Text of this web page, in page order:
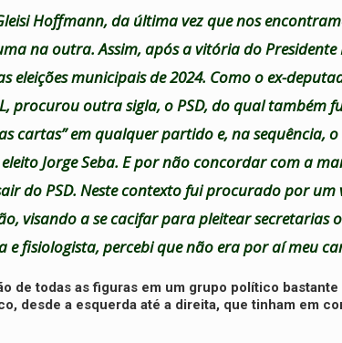
Hoffmann, da última vez que nos
na outra. Assim, após a vitória do
eleições municipais de 2024. Como o ex-
procurou outra sigla, o PSD, do qual também
cartas” em qualquer partido e, na sequência,
Jorge Seba. E por não concordar com a
do PSD. Neste contexto fui procurado por
visando a se cacifar para pleitear secretarias
fisiologista, percebi que não era por aí meu
de todas as figuras em um grupo político
desde a esquerda até a direita, que tinham em